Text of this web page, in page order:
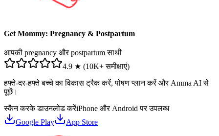
Get Mommy: Pregnancy & Postpartum
आपकी pregnancy और postpartum साथी
4.9 ★ (10K+ समीक्षाएं)
हफ्ते-दर-हफ्ते बच्चे का विकास ट्रैक करें, पोषण प्लान करें और Amma AI से
पूछें।
स्कैन करके डाउनलोड करेंiPhone और Android पर उपलब्ध
Google Play
App Store